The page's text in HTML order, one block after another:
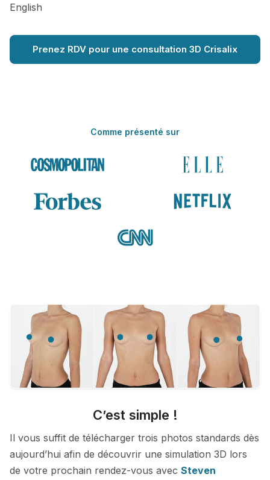
English
Prenez RDV pour une consultation 3D Crisalix
Comme présenté sur
C’est simple !
Il vous suffit de télécharger trois photos standards dès
aujourd’hui afin de découvrir une simulation 3D lors
de votre prochain rendez-vous avec Steven